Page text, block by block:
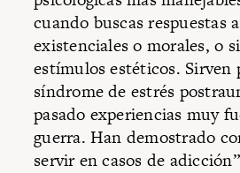
cuando buscas respuestas
existenciales o morales, o
estímulos estéticos. Sirven
síndrome de estrés
pasado experiencias muy
guerra. Han demostrado
servir en casos de